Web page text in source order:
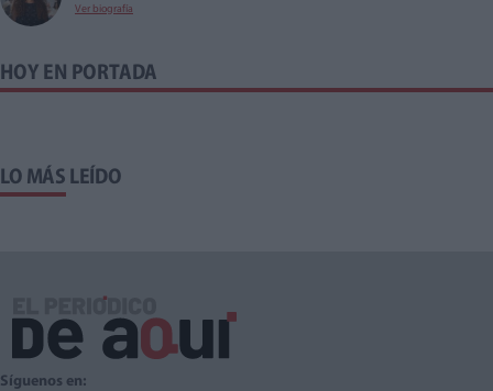
Ver biografía
HOY EN PORTADA
LO MÁS LEÍDO
Síguenos en: